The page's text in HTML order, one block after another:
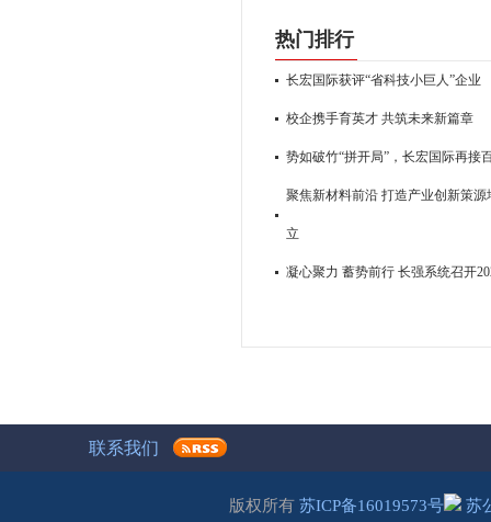
热门排行
长宏国际获评“省科技小巨人”企业
校企携手育英才 共筑未来新篇章
势如破竹“拼开局”，长宏国际再接
聚焦新材料前沿 打造产业创新策
立
凝心聚力 蓄势前行 长强系统召开
联系我们
版权所有 苏ICP备16019573号 苏